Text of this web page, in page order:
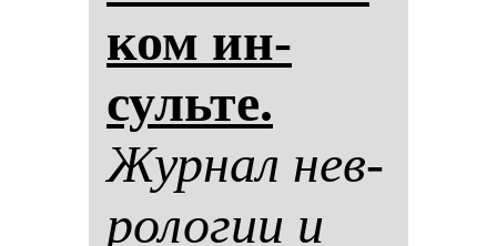
ком ин­
суль­те.
Жур­нал нев­
ро­ло­гии и